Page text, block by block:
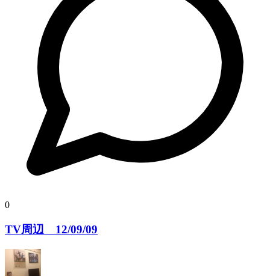
0
TV周辺 12/09/09